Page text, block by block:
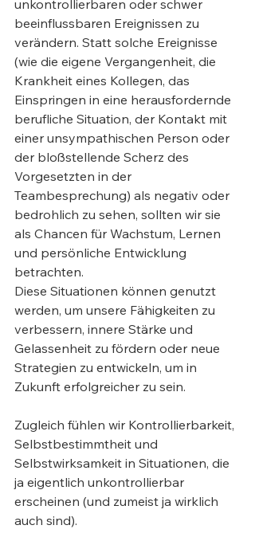
unkontrollierbaren oder schwer
beeinflussbaren Ereignissen zu
verändern. Statt solche Ereignisse
(wie die eigene Vergangenheit, die
Krankheit eines Kollegen, das
Einspringen in eine herausfordernde
berufliche Situation, der Kontakt mit
einer unsympathischen Person oder
der bloßstellende Scherz des
Vorgesetzten in der
Teambesprechung) als negativ oder
bedrohlich zu sehen, sollten wir sie
als Chancen für Wachstum, Lernen
und persönliche Entwicklung
betrachten.
Diese Situationen können genutzt
werden, um unsere Fähigkeiten zu
verbessern, innere Stärke und
Gelassenheit zu fördern oder neue
Strategien zu entwickeln, um in
Zukunft erfolgreicher zu sein.
Zugleich fühlen wir Kontrollierbarkeit,
Selbstbestimmtheit und
Selbstwirksamkeit in Situationen, die
ja eigentlich unkontrollierbar
erscheinen (und zumeist ja wirklich
auch sind).